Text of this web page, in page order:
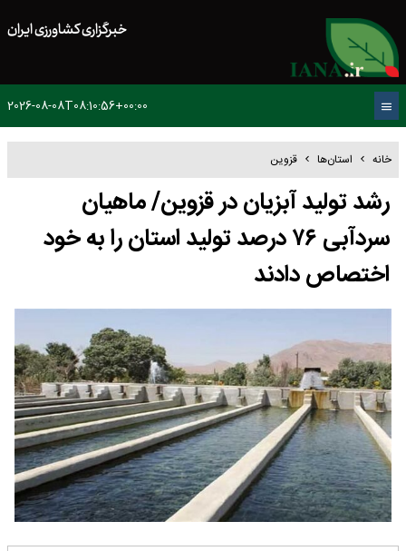
خبرگزاری کشاورزی ایران
2026-08-08T08:10:56+00:00
خانه استان‌ها قزوین
رشد تولید آبزیان در قزوین/ ماهیان
سردآبی ۷۶ درصد تولید استان را به خود
اختصاص دادند